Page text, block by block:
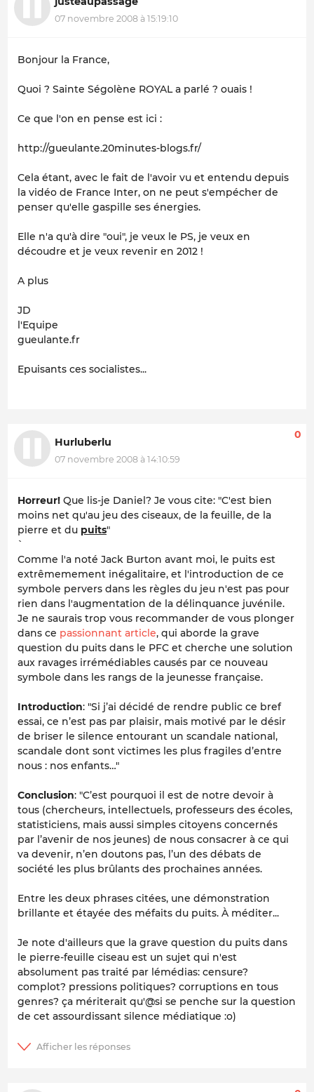
07 novembre 2008 à 15:19:10
Bonjour la France,
Quoi ? Sainte Ségolène ROYAL a parlé ? ouais !
Ce que l'on en pense est ici :
http://gueulante.20minutes-blogs.fr/
Cela étant, avec le fait de l'avoir vu et entendu depuis
la vidéo de France Inter, on ne peut s'empécher de
penser qu'elle gaspille ses énergies.
Elle n'a qu'à dire "oui", je veux le PS, je veux en
découdre et je veux revenir en 2012 !
A plus
JD
l'Equipe
gueulante.fr
Epuisants ces socialistes...
Hurluberlu
07 novembre 2008 à 14:10:59
0
Horreur! Que lis-je Daniel? Je vous cite: "C'est bien
moins net qu'au jeu des ciseaux, de la feuille, de la
pierre et du puits"
`
Comme l'a noté Jack Burton avant moi, le puits est
extrêmemement inégalitaire, et l'introduction de ce
symbole pervers dans les règles du jeu n'est pas pour
rien dans l'augmentation de la délinquance juvénile.
Je ne saurais trop vous recommander de vous plonger
dans ce passionnant article, qui aborde la grave
question du puits dans le PFC et cherche une solution
aux ravages irrémédiables causés par ce nouveau
symbole dans les rangs de la jeunesse française.
Introduction: "Si j’ai décidé de rendre public ce bref
essai, ce n’est pas par plaisir, mais motivé par le désir
de briser le silence entourant un scandale national,
scandale dont sont victimes les plus fragiles d’entre
nous : nos enfants…"
Conclusion: "C’est pourquoi il est de notre devoir à
tous (chercheurs, intellectuels, professeurs des écoles,
statisticiens, mais aussi simples citoyens concernés
par l’avenir de nos jeunes) de nous consacrer à ce qui
va devenir, n’en doutons pas, l’un des débats de
société les plus brûlants des prochaines années.
Entre les deux phrases citées, une démonstration
brillante et étayée des méfaits du puits. À méditer...
Je note d'ailleurs que la grave question du puits dans
le pierre-feuille ciseau est un sujet qui n'est
absolument pas traité par lémédias: censure?
complot? pressions politiques? corruptions en tous
genres? ça mériterait qu'@si se penche sur la question
de cet assourdissant silence médiatique :o)